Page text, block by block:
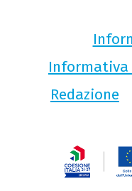
Informativa
Redazione